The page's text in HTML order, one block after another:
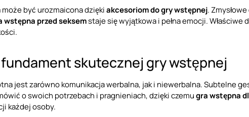
być urozmaicona dziękiakcesoriom do gry wstępnej.
wstępna przed seksemstaje się wyjątkowa i pełna emocji.
skutecznej gry wstępnej
jest zarówno komunikacja werbalna, jak i niewerbalna. Subtelne
o swoich potrzebach i pragnieniach, dzięki czemugra wstępna
każdej osoby.